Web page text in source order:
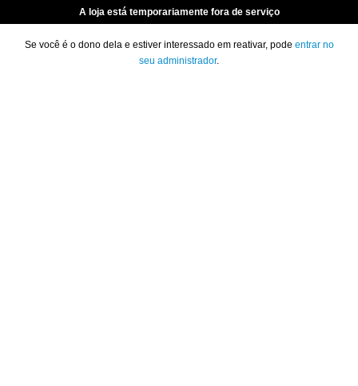
A loja está temporariamente fora de serviço
Se você é o dono dela e estiver interessado em reativar, pode entrar no
seu administrador.